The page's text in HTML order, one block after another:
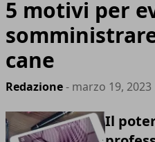
5 motivi per
cane
Redazione- marzo 19, 2023
Il